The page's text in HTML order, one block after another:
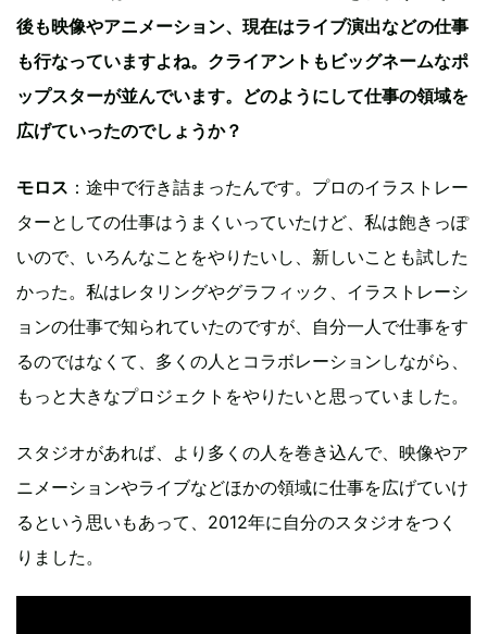
後も映像やアニメーション、現在はライブ演出などの仕事
も行なっていますよね。クライアントもビッグネームなポ
ップスターが並んでいます。どのようにして仕事の領域を
広げていったのでしょうか？
モロス ：途中で行き詰まったんです。プロのイラストレー
ターとしての仕事はうまくいっていたけど、私は飽きっぽ
いので、いろんなことをやりたいし、新しいことも試した
かった。私はレタリングやグラフィック、イラストレーシ
ョンの仕事で知られていたのですが、自分一人で仕事をす
るのではなくて、多くの人とコラボレーションしながら、
もっと大きなプロジェクトをやりたいと思っていました。
スタジオがあれば、より多くの人を巻き込んで、映像やア
ニメーションやライブなどほかの領域に仕事を広げていけ
るという思いもあって、2012年に自分のスタジオをつく
りました。